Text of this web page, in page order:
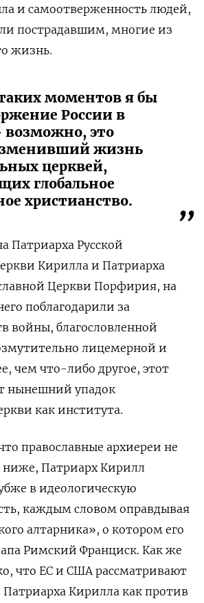
и самоотверженность людей,
пострадавшим, многие из
жизнь.
моментов я бы
России в
это
жизнь
церквей,
глобальное
христианство.
Патриарха Русской
Кирилла и Патриарха
Церкви Порфирия, на
поблагодарили за
войны, благословленной
лицемерной и
чем что-либо другое, этот
нынешний упадок
как института.
православные архиереи не
ниже, Патриарх Кирилл
в идеологическую
каждым словом оправдывая
алтарника», о котором его
Римский Франциск. Как же
что ЕС и США рассматривают
Кирилла как против